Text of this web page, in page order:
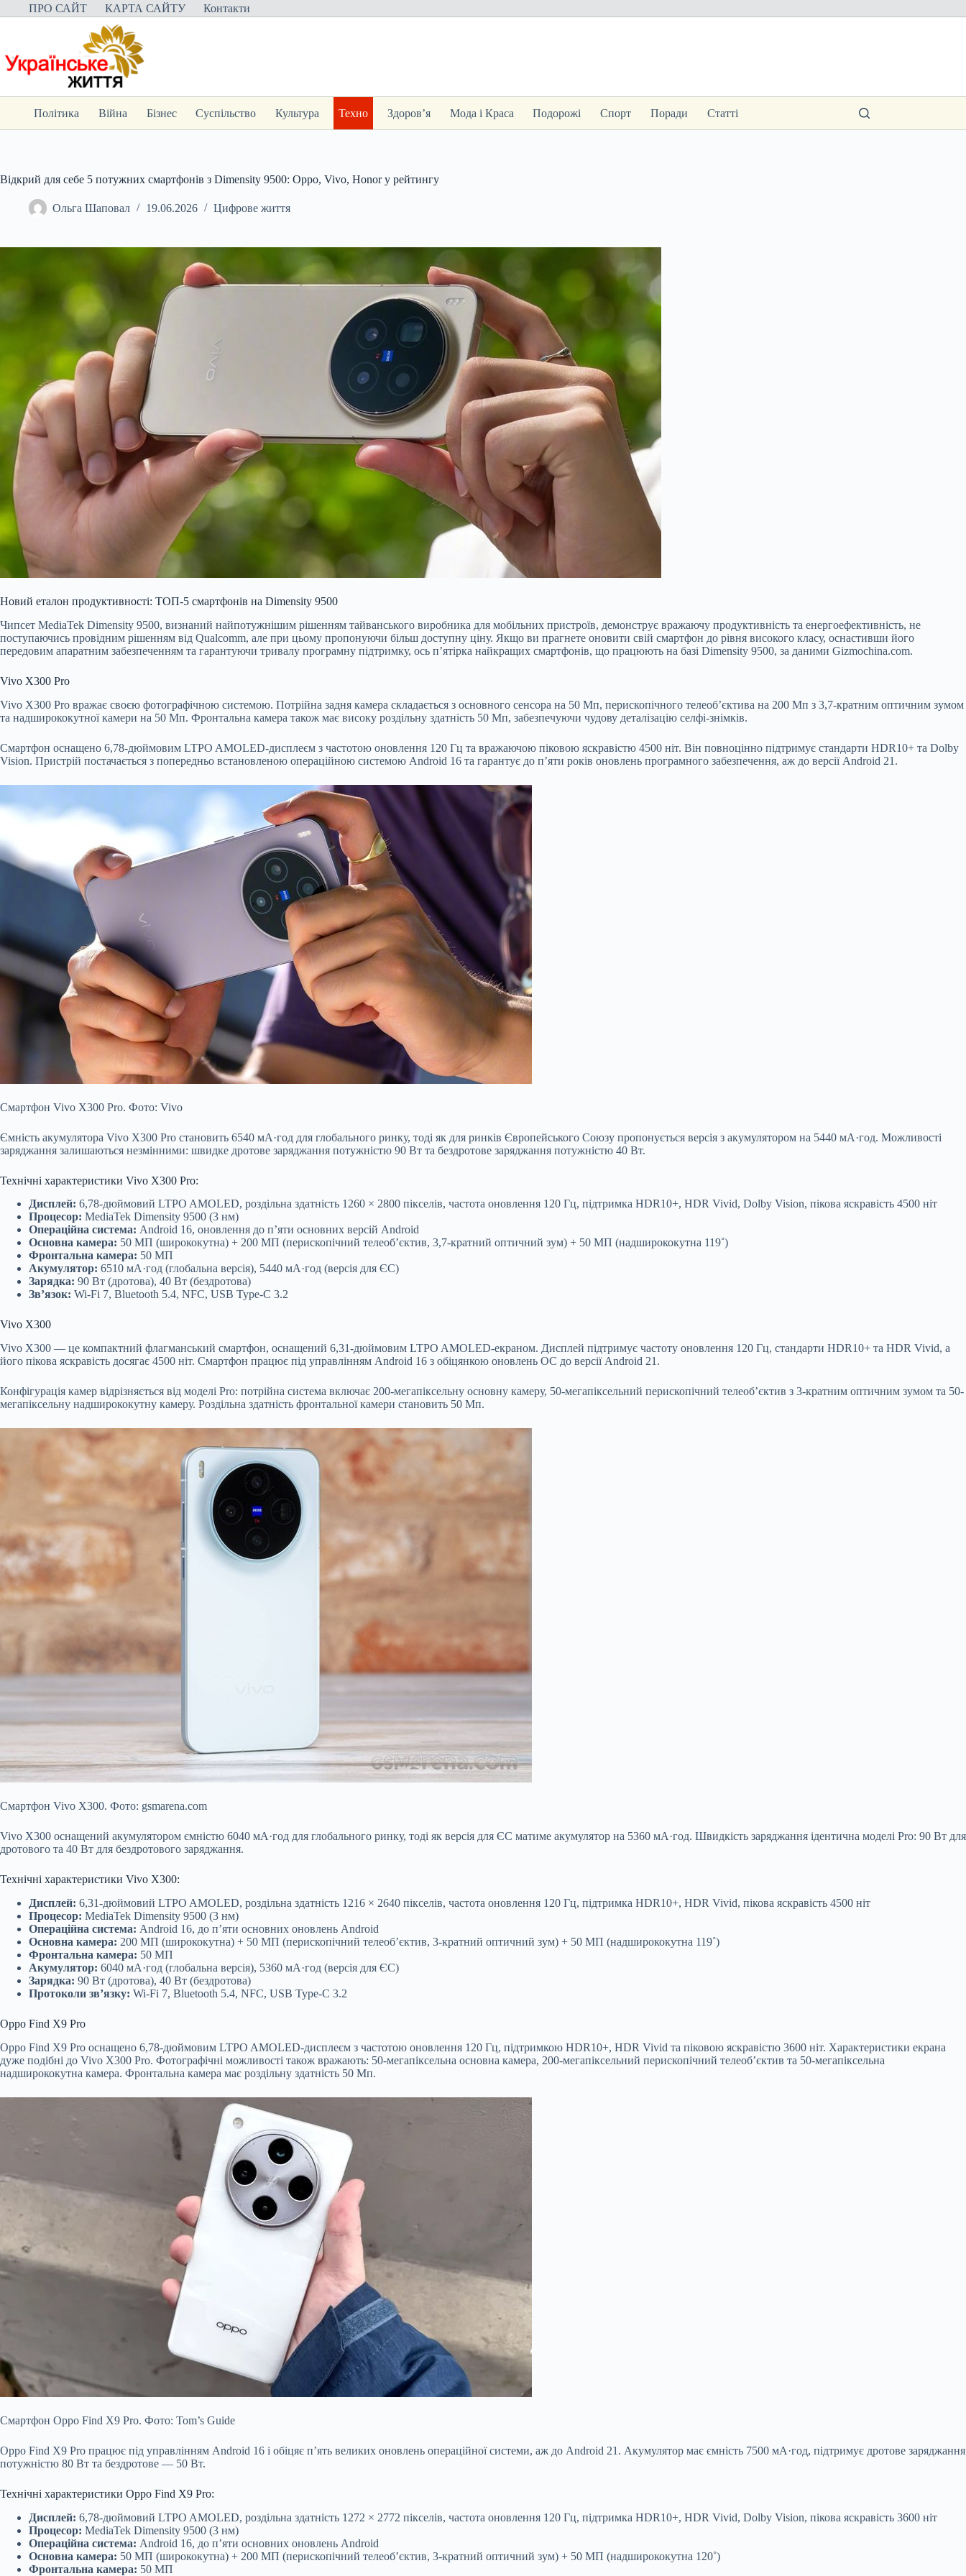
Перейти
до
ПРО САЙТ КАРТА САЙТУ Контакти
Політика Війна Бізнес Суспільство Культура Техно Здоров’я Мода і Краса Подорожі Спорт Поради Статті
Відкрий для себе 5 потужних смартфонів з Dimensity 9500: Oppo, Vivo, Honor у рейтингу
Ольга Шаповал 19.06.2026 Цифрове життя
Новий еталон продуктивності: ТОП-5 смартфонів на Dimensity 9500
Чипсет MediaTek Dimensity 9500, визнаний найпотужнішим рішенням тайванського виробника для мобільних пристроїв, демонструє вражаючу продуктивність та енергоефективність, не
поступаючись провідним рішенням від Qualcomm, але при цьому пропонуючи більш доступну ціну. Якщо ви прагнете оновити свій смартфон до рівня високого класу, оснастивши його
передовим апаратним забезпеченням та гарантуючи тривалу програмну підтримку, ось п’ятірка найкращих смартфонів, що працюють на базі Dimensity 9500, за даними Gizmochina.com.
Vivo X300 Pro
Vivo X300 Pro вражає своєю фотографічною системою. Потрійна задня камера складається з основного сенсора на 50 Мп, перископічного телеоб’єктива на 200 Мп з 3,7-кратним оптичним зумом
та надширококутної камери на 50 Мп. Фронтальна камера також має високу роздільну здатність 50 Мп, забезпечуючи чудову деталізацію селфі-знімків.
Смартфон оснащено 6,78-дюймовим LTPO AMOLED-дисплеєм з частотою оновлення 120 Гц та вражаючою піковою яскравістю 4500 ніт. Він повноцінно підтримує стандарти HDR10+ та Dolby
Vision. Пристрій постачається з попередньо встановленою операційною системою Android 16 та гарантує до п’яти років оновлень програмного забезпечення, аж до версії Android 21.
Смартфон Vivo X300 Pro. Фото: Vivo
Ємність акумулятора Vivo X300 Pro становить 6540 мА·год для глобального ринку, тоді як для ринків Європейського Союзу пропонується версія з акумулятором на 5440 мА·год. Можливості
заряджання залишаються незмінними: швидке дротове заряджання потужністю 90 Вт та бездротове заряджання потужністю 40 Вт.
Технічні характеристики Vivo X300 Pro:
Дисплей: 6,78-дюймовий LTPO AMOLED, роздільна здатність 1260 × 2800 пікселів, частота оновлення 120 Гц, підтримка HDR10+, HDR Vivid, Dolby Vision, пікова яскравість 4500 ніт
Процесор: MediaTek Dimensity 9500 (3 нм)
Операційна система: Android 16, оновлення до п’яти основних версій Android
Основна камера: 50 МП (ширококутна) + 200 МП (перископічний телеоб’єктив, 3,7-кратний оптичний зум) + 50 МП (надширококутна 119˚)
Фронтальна камера: 50 МП
Акумулятор: 6510 мА·год (глобальна версія), 5440 мА·год (версія для ЄС)
Зарядка: 90 Вт (дротова), 40 Вт (бездротова)
Зв’язок: Wi-Fi 7, Bluetooth 5.4, NFC, USB Type-C 3.2
Vivo X300
Vivo X300 — це компактний флагманський смартфон, оснащений 6,31-дюймовим LTPO AMOLED-екраном. Дисплей підтримує частоту оновлення 120 Гц, стандарти HDR10+ та HDR Vivid, а
його пікова яскравість досягає 4500 ніт. Смартфон працює під управлінням Android 16 з обіцянкою оновлень ОС до версії Android 21.
Конфігурація камер відрізняється від моделі Pro: потрійна система включає 200-мегапіксельну основну камеру, 50-мегапіксельний перископічний телеоб’єктив з 3-кратним оптичним зумом та 50-
мегапіксельну надширококутну камеру. Роздільна здатність фронтальної камери становить 50 Мп.
Смартфон Vivo X300. Фото: gsmarena.com
Vivo X300 оснащений акумулятором ємністю 6040 мА·год для глобального ринку, тоді як версія для ЄС матиме акумулятор на 5360 мА·год. Швидкість заряджання ідентична моделі Pro: 90 Вт для
дротового та 40 Вт для бездротового заряджання.
Технічні характеристики Vivo X300:
Дисплей: 6,31-дюймовий LTPO AMOLED, роздільна здатність 1216 × 2640 пікселів, частота оновлення 120 Гц, підтримка HDR10+, HDR Vivid, пікова яскравість 4500 ніт
Процесор: MediaTek Dimensity 9500 (3 нм)
Операційна система: Android 16, до п’яти основних оновлень Android
Основна камера: 200 МП (ширококутна) + 50 МП (перископічний телеоб’єктив, 3-кратний оптичний зум) + 50 МП (надширококутна 119˚)
Фронтальна камера: 50 МП
Акумулятор: 6040 мА·год (глобальна версія), 5360 мА·год (версія для ЄС)
Зарядка: 90 Вт (дротова), 40 Вт (бездротова)
Протоколи зв’язку: Wi-Fi 7, Bluetooth 5.4, NFC, USB Type-C 3.2
Oppo Find X9 Pro
Oppo Find X9 Pro оснащено 6,78-дюймовим LTPO AMOLED-дисплеєм з частотою оновлення 120 Гц, підтримкою HDR10+, HDR Vivid та піковою яскравістю 3600 ніт. Характеристики екрана
дуже подібні до Vivo X300 Pro. Фотографічні можливості також вражають: 50-мегапіксельна основна камера, 200-мегапіксельний перископічний телеоб’єктив та 50-мегапіксельна
надширококутна камера. Фронтальна камера має роздільну здатність 50 Мп.
Смартфон Oppo Find X9 Pro. Фото: Tom’s Guide
Oppo Find X9 Pro працює під управлінням Android 16 і обіцяє п’ять великих оновлень операційної системи, аж до Android 21. Акумулятор має ємність 7500 мА·год, підтримує дротове заряджання
потужністю 80 Вт та бездротове — 50 Вт.
Технічні характеристики Oppo Find X9 Pro:
Дисплей: 6,78-дюймовий LTPO AMOLED, роздільна здатність 1272 × 2772 пікселів, частота оновлення 120 Гц, підтримка HDR10+, HDR Vivid, Dolby Vision, пікова яскравість 3600 ніт
Процесор: MediaTek Dimensity 9500 (3 нм)
Операційна система: Android 16, до п’яти основних оновлень Android
Основна камера: 50 МП (ширококутна) + 200 МП (перископічний телеоб’єктив, 3-кратний оптичний зум) + 50 МП (надширококутна 120˚)
Фронтальна камера: 50 МП